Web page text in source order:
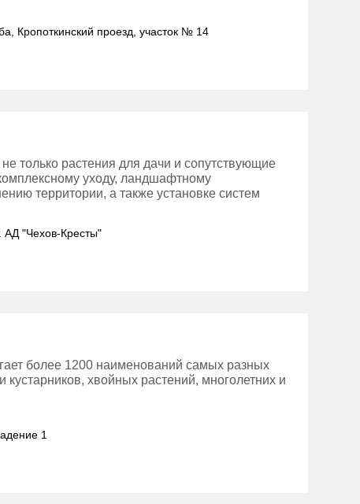
Кропоткинский проезд, участок № 14
только растения для дачи и сопутствующие
уходу, ландшафтному
территории, а также установке систем
АД "Чехов-Кресты"
более 1200 наименований самых разных
хвойных растений, многолетних и
1